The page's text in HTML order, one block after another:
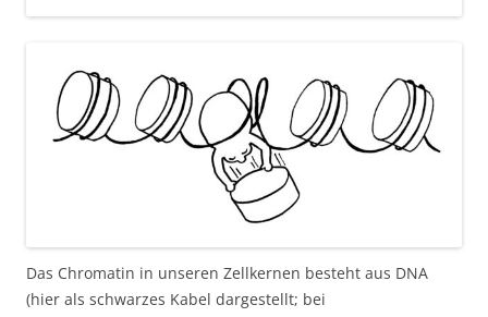
Das Chromatin in unseren Zellkernen besteht aus DNA
(hier als schwarzes Kabel dargestellt; bei